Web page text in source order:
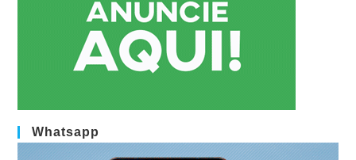
Whatsapp